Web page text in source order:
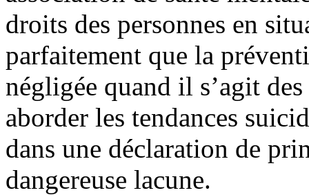
droits des personnes en
parfaitement que la
négligée quand il s’agit
aborder les tendances
dans une déclaration de
dangereuse lacune.